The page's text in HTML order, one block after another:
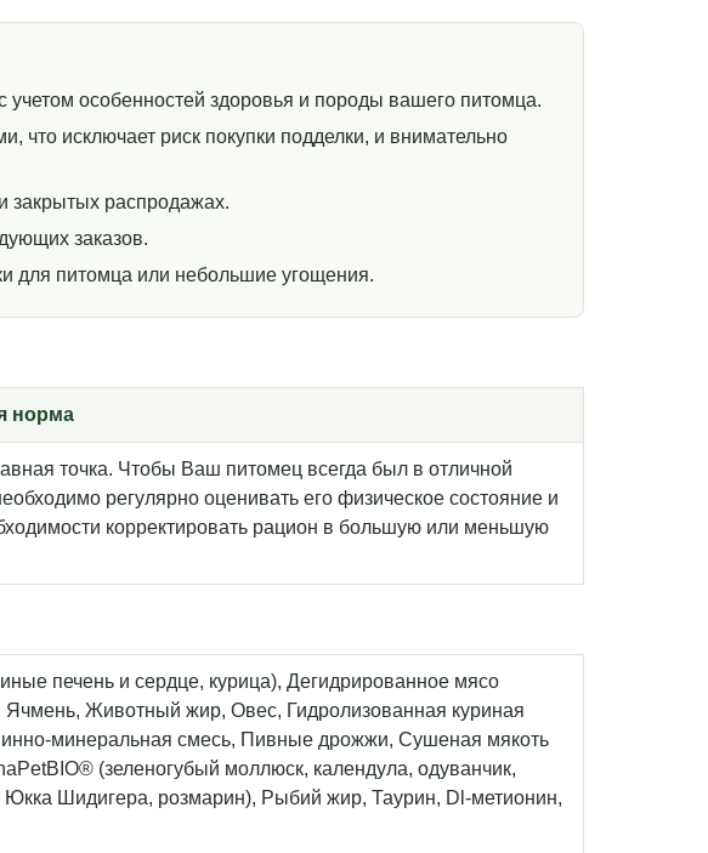
особенностей здоровья и породы вашего питомца.
исключает риск покупки подделки, и внимательно
закрытых распродажах.
заказов.
для питомца или небольшие угощения.
норма
точка. Чтобы Ваш питомец всегда был в отличной
регулярно оценивать его физическое состояние и
корректировать рацион в большую или меньшую
печень и сердце, курица), Дегидрированное мясо
Животный жир, Овес, Гидролизованная куриная
минеральная смесь, Пивные дрожжи, Сушеная мякоть
(зеленогубый моллюск, календула, одуванчик,
Шидигера, розмарин), Рыбий жир, Таурин, Dl-метионин,